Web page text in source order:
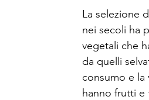
La selezione
nei secoli ha
vegetali che
da quelli
consumo e
hanno frutti